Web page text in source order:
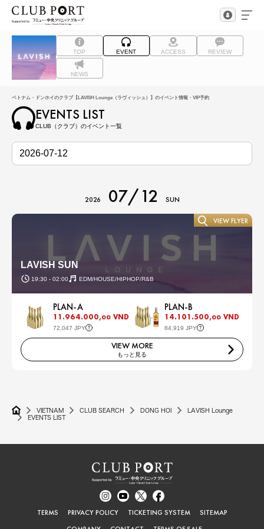
TOP EVENT ACCESS REVIEW
NEWS
ベトナム・ドンホイのクラブ【LAVISH Lounge（ラヴィッシュ）】のイベント情報・VIP予約
EVENTS LIST
CLUB（クラブ）のイベント一覧
2026 07/12 SUN
LAVISH SUN
19:30 - 02:00 EDM/HOUSE/HIPHOP/R&B
VIEW FLYER
PLAN-A
11.964.000,00 VND
72,047 JPY
PLAN-B
14.101.500,00 VND
84,919 JPY
VIEW MORE
もっと見る
VIETNAM CLUB SEARCH DONG HOI
LAVISH Lounge
EVENTS LIST
TERMS PRIVACY POLICY TICKETING SYSTEM
SITEMAP